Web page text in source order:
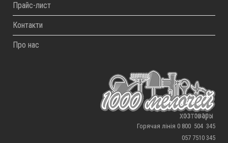
Прайс-лист
Контакти
Про нас
Горячая лінія 0 800 504 345
057 7510 345